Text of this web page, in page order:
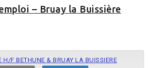
– Bruay la Buissière
H/F BETHUNE & BRUAY LA BUISSIERE